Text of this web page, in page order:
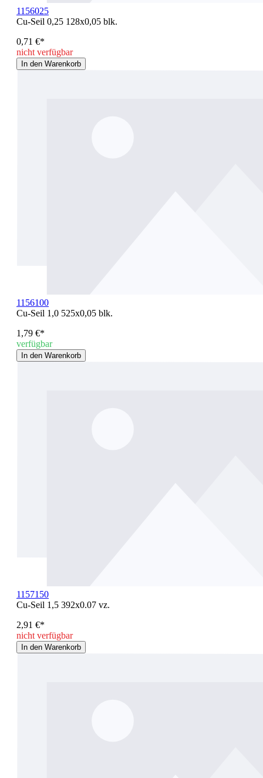
1156025
Cu-Seil 0,25 128x0,05 blk.
0,71 €*
nicht verfügbar
In den Warenkorb
1156100
Cu-Seil 1,0 525x0,05 blk.
1,79 €*
verfügbar
In den Warenkorb
1157150
Cu-Seil 1,5 392x0.07 vz.
2,91 €*
nicht verfügbar
In den Warenkorb